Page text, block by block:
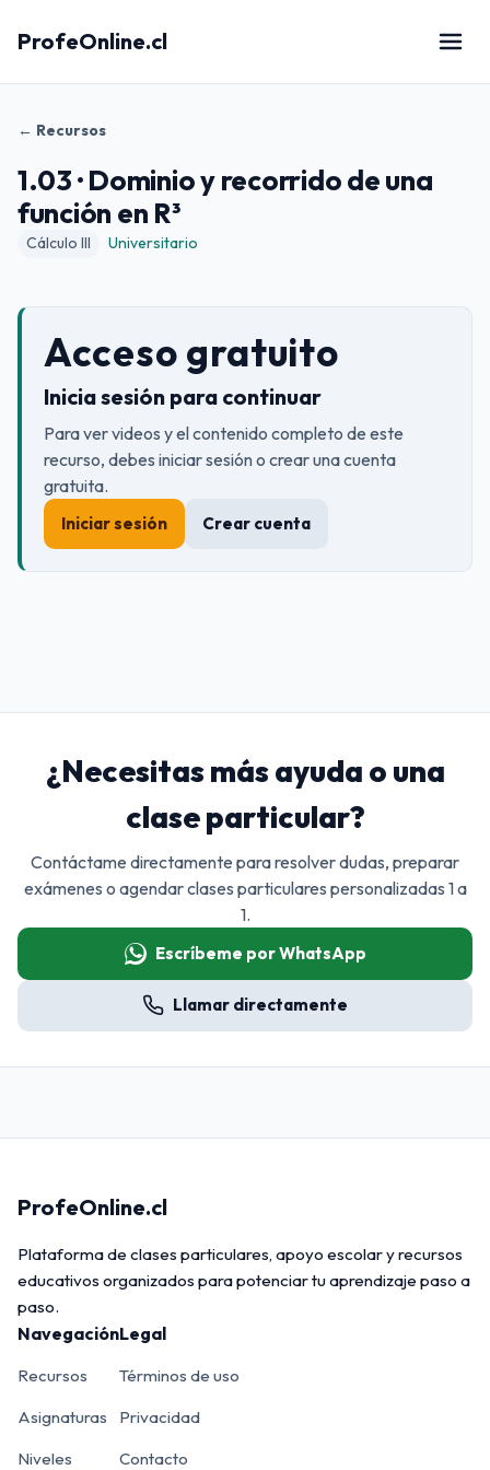
ProfeOnline.cl
← Recursos
1.03 · Dominio y recorrido de una
función en R³
Cálculo III Universitario
Acceso gratuito
Inicia sesión para continuar
Para ver videos y el contenido completo de este
recurso, debes iniciar sesión o crear una cuenta
gratuita.
Iniciar sesión Crear cuenta
¿Necesitas más ayuda o una
clase particular?
Contáctame directamente para resolver dudas, preparar
exámenes o agendar clases particulares personalizadas 1 a
1.
Escríbeme por WhatsApp
Llamar directamente
ProfeOnline.cl
Plataforma de clases particulares, apoyo escolar y recursos
educativos organizados para potenciar tu aprendizaje paso a
paso.
Navegación
Recursos
Asignaturas
Niveles
Legal
Términos de uso
Privacidad
Contacto